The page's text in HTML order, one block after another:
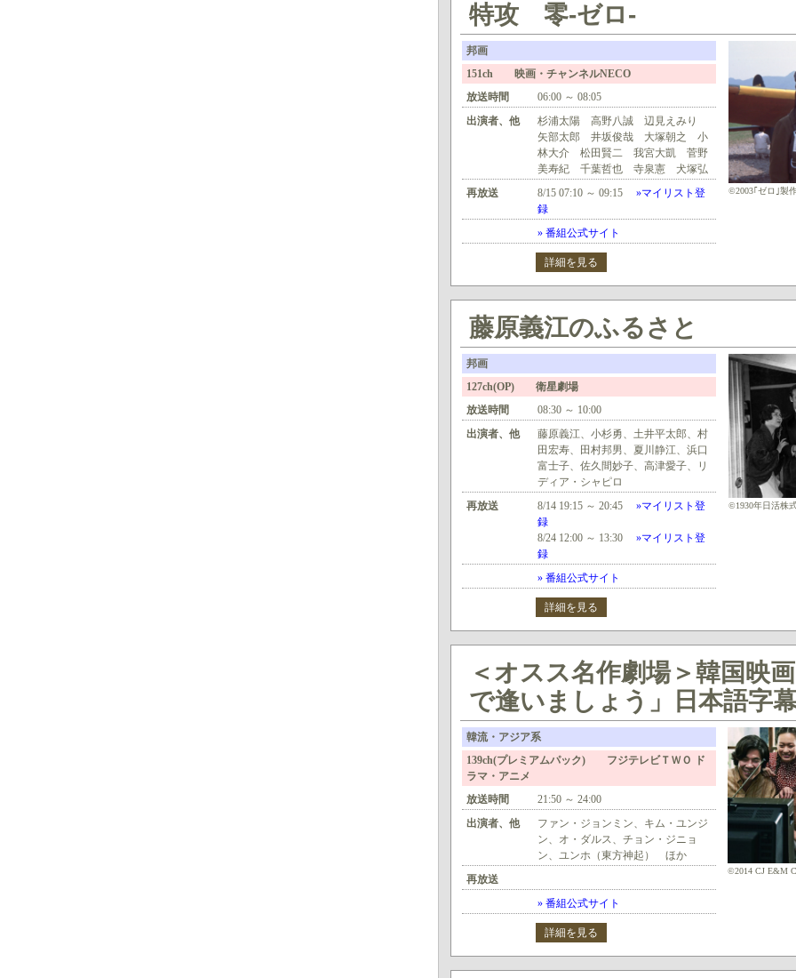
特攻 零-ゼロ-
邦画
151ch 映画・チャンネルNECO
放送時間
06:00 ～ 08:05
出演者、他
杉浦太陽 高野八誠 辺見えみり
矢部太郎 井坂俊哉 大塚朝之 小
林大介 松田賢二 我宮大凱 菅野
美寿紀 千葉哲也 寺泉憲 犬塚弘
再放送
8/15 07:10 ～ 09:15
»マイリスト登
録
» 番組公式サイト
詳細を見る
©2003｢ゼロ｣製
藤原義江のふるさと
邦画
127ch(OP) 衛星劇場
放送時間
08:30 ～ 10:00
出演者、他
藤原義江、小杉勇、土井平太郎、村
田宏寿、田村邦男、夏川静江、浜口
富士子、佐久間妙子、高津愛子、リ
ディア・シャピロ
再放送
8/14 19:15 ～ 20:45
»マイリスト登
録
8/24 12:00 ～ 13:30
»マイリスト登
録
» 番組公式サイト
詳細を見る
©1930年日活株
＜オスス名作劇場＞韓国映
で逢いましょう」日本語字
韓流・アジア系
139ch(プレミアムパック) フジテレビＴＷＯ ド
ラマ・アニメ
放送時間
21:50 ～ 24:00
出演者、他
ファン・ジョンミン、キム・ユンジ
ン、オ・ダルス、チョン・ジニョ
ン、ユンホ（東方神起） ほか
再放送
» 番組公式サイト
詳細を見る
©2014 CJ E&M